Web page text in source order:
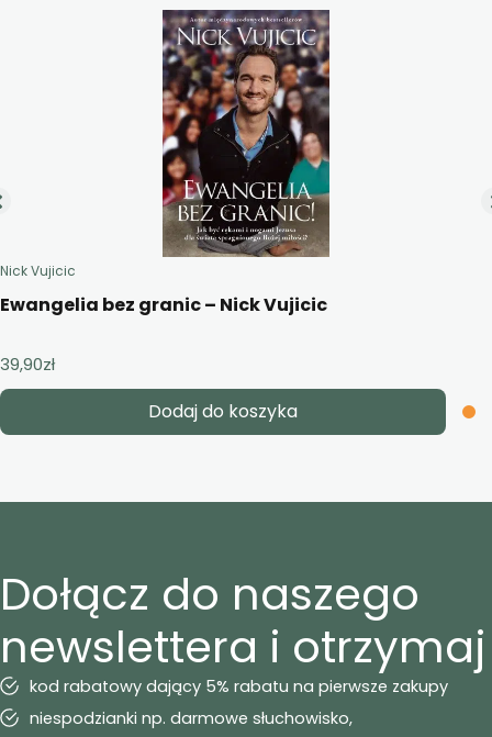
Nick Vujicic
Ewangelia bez granic – Nick Vujicic
39,90zł
Dodaj do koszyka
Dołącz do naszego
newslettera i otrzymaj
kod rabatowy dający 5% rabatu na pierwsze zakupy
niespodzianki np. darmowe słuchowisko,